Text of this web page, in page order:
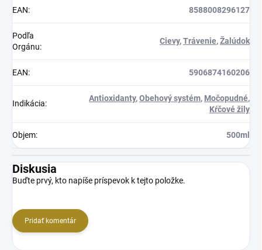
EAN: 8588008296127
Podľa
Orgánu:
Cievy,Trávenie,Žalúdok
EAN: 5906874160206
Indikácia:
Antioxidanty,Obehový systém, Močopudné,
Kŕčové žily
Objem: 500ml
Diskusia
Buďte prvý, kto napíše príspevok k tejto položke.
Pridať komentár